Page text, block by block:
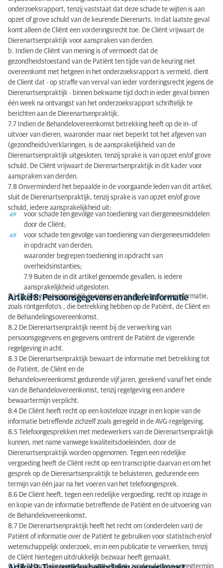
onderzoeksrapport, tenzij vaststaat dat deze schade te wijten is aan
opzet of grove schuld van de keurende Dierenarts. In dat laatste geval
komt alleen de Cliënt een vorderingsrecht toe. De Cliënt vrijwaart de
Dierenartsenpraktijk voor aanspraken van derden.
b. Indien de Cliënt van mening is of vermoedt dat de
gezondheidstoestand van de Patiënt ten tijde van de keuring niet
overeenkomt met hetgeen in het onderzoeksrapport is vermeld, dient
de Client dat - op straffe van verval van ieder vorderingsrecht jegens de
Dierenartsenpraktijk - binnen bekwame tijd doch in ieder geval binnen
één week na ontvangst van het onderzoeksrapport schriftelijk te
berichten aan de Dierenartsenpraktijk.
7.7 Indien de Behandelovereenkomst betrekking heeft op de in- of
uitvoer van dieren, waaronder maar niet beperkt tot het afgeven van
(gezondheids)verklaringen, is de aansprakelijkheid van de
Dierenartsenpraktijk uitgesloten, tenzij sprake is van opzet en/of grove
schuld. De Cliënt vrijwaart de Dierenartsenpraktijk in dit kader voor
aanspraken van derden.
7.8 Onverminderd het bepaalde in de voorgaande leden van dit artikel,
sluit de Dierenartsenpraktijk, tenzij sprake is van opzet en/of grove
schuld, iedere aansprakelijkheid uit:
voor schade ten gevolge van toediening van diergeneesmiddelen
door de Cliënt;
voor schade ten gevolge van toediening van diergeneesmiddelen
in opdracht van derden,
waaronder begrepen toediening in opdracht van
overheidsinstanties;
7.9 Buiten de in dit artikel genoemde gevallen, is iedere
aansprakelijkheid uitgesloten.
Artikel 8: Persoonsgegevens en andere informatie
8.1 De Dierenartsenpraktijk is eigenaar van de dragers van informatie,
zoals röntgenfoto's , die betrekking hebben op de Patiënt, de Cliënt en
de Behandelingsovereenkomst.
8.2 De Dierenartsenpraktijk neemt bij de verwerking van
persoonsgegevens en gegevens omtrent de Patiënt de vigerende
regelgeving in acht.
8.3 De Dierenartsenpraktijk bewaart de informatie met betrekking tot
de Patiënt, de Cliënt en de
Behandelovereenkomst gedurende vijf jaren, gerekend vanaf het einde
van de Behandelovereenkomst, tenzij regelgeving een andere
bewaartermijn verplicht.
8.4 De Cliënt heeft recht op een kosteloze inzage in en kopie van de
informatie betreffende zichzelf zoals geregeld in de AVG-regelgeving.
8.5 Telefoongesprekken met medewerkers van de Dierenartsenpraktijk
kunnen, met name vanwege kwaliteitsdoeleinden, door de
Dierenartsenpraktijk worden opgenomen. Tegen een redelijke
vergoeding heeft de Cliënt recht op een transcriptie daarvan en om het
gesprek op de Dierenartsenpraktijk te beluisteren, gedurende een
termijn van één jaar na het voeren van het telefoongesprek.
8.6 De Cliënt heeft, tegen een redelijke vergoeding, recht op inzage in
en kopie van de informatie betreffende de Patiënt en de uitvoering van
de Behandelovereenkomst.
8.7 De Dierenartsenpraktijk heeft het recht om (onderdelen van) de
Patiënt of informatie over de Patiënt te gebruiken voor statistisch en/of
wetenschappelijk onderzoek, en in een publicatie te verwerken, tenzij
de Cliënt hiertegen uitdrukkelijk bezwaar heeft gemaakt.
9.1 De Behandelingsovereenkomst eindigt, zonder dat een opzegtermijn